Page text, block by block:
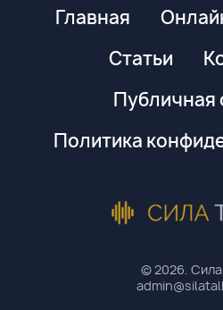
Главная
Статьи
Публичная
Политика
© 2026.